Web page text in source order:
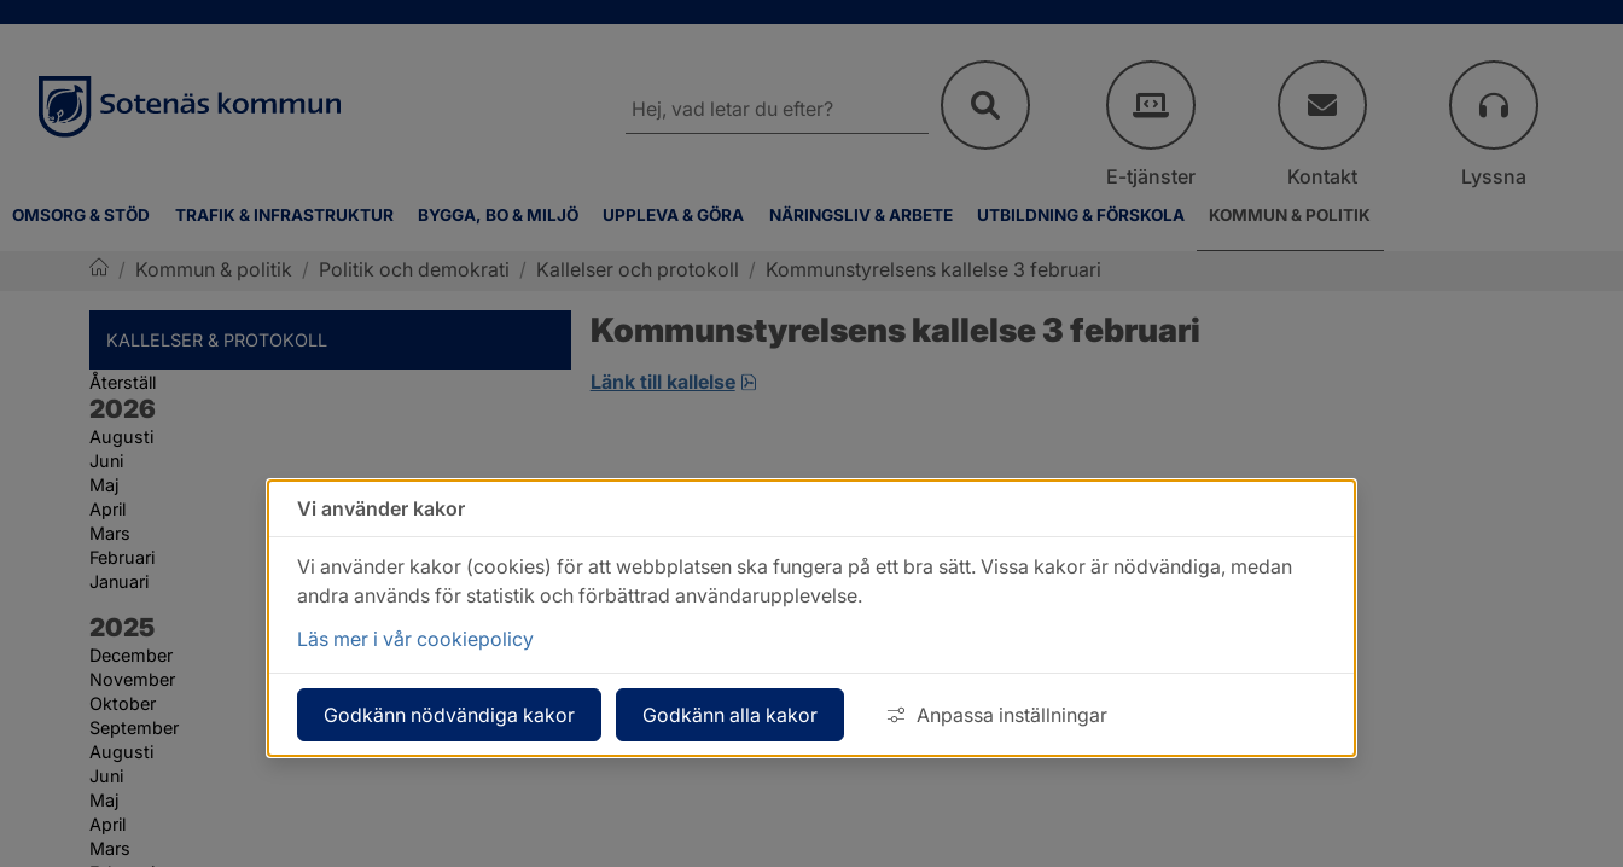
OMSORG & STÖD TRAFIK & INFRASTRUKTUR BYGGA, BO & MILJÖ UPPLEVA & GÖRA NÄRINGSLIV & ARBETE UTBILDNING & FÖRSKOLA KOMMUN & POLITIK
webbplatsen
E-tjänster Kontakt Lyssna
/ Kommun & politik / Politik och demokrati / Kallelser och protokoll / Kommunstyrelsens kallelse 3 februari
KALLELSER & PROTOKOLL
Återställ
År:
2026
Augusti
Juni
Maj
April
Mars
Februari
Januari
År:
2025
December
November
Oktober
September
Augusti
Juni
Maj
April
Mars
Kommunstyrelsens kallelse 3 februari
Länk till kallelse pdf, 7.9 MB, öppnas i nytt fönster.
Vi använder kakor
Vi använder kakor (cookies) för att webbplatsen ska fungera på ett bra sätt. Vissa kakor är nödvändiga, medan
andra används för statistik och förbättrad användarupplevelse.
Läs mer i vår cookiepolicy
Godkänn nödvändiga kakor Godkänn alla kakor Anpassa inställningar